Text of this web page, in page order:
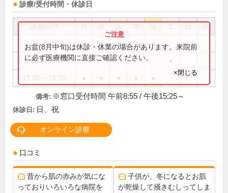
診療/受付時間・休診日
祝
9:00～12:00 ● ● ● ● ●
9:00～15:30
お盆(8月中旬)は休診・休業の場合があります。来院前
に必ず医療機関に直接ご確認ください。
×閉じる
備考: ※窓口受付時間 午前8:55 / 午後15:25～
休診日: 日、祝
オンライン診療
口コミ
昔から肌の赤みが気にな
っておりいろいろな病院を
子供が、冬になるとお肌
が乾燥して掻きむしってしま